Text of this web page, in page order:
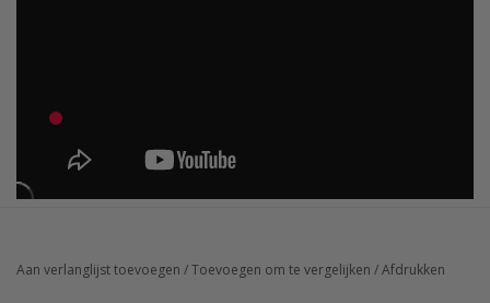
Aan verlanglijst toevoegen /Toevoegen om te vergelijken /Afdrukken